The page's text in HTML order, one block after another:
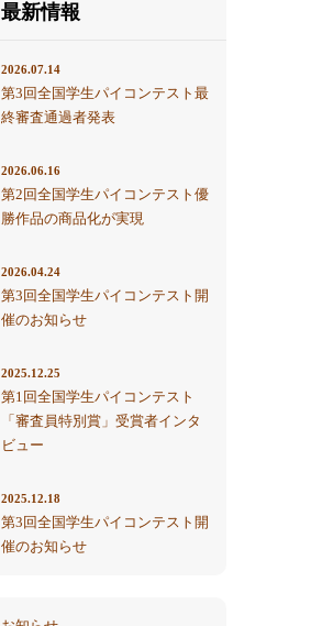
最新情報
2026.07.14
第3回全国学生パイコンテスト最
終審査通過者発表
2026.06.16
第2回全国学生パイコンテスト優
勝作品の商品化が実現
2026.04.24
第3回全国学生パイコンテスト開
催のお知らせ
2025.12.25
第1回全国学生パイコンテスト
「審査員特別賞」受賞者インタ
ビュー
2025.12.18
第3回全国学生パイコンテスト開
催のお知らせ